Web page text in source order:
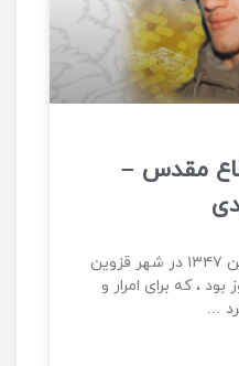
مقدس –
امیر جمشیدی، دوم فروردین ۱۳۴۷ در شهر قزوین
، که برای امرار و
…